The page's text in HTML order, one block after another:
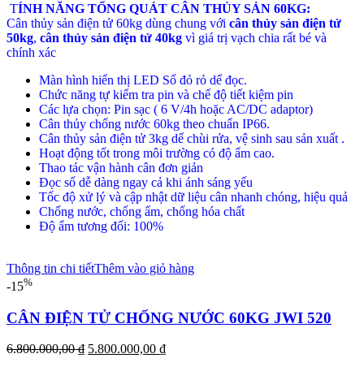
TÍNH NĂNG TỔNG QUÁT CÂN THỦY SẢN 60KG:
Cân thủy sản điện tử 60kg dùng chung với cân thủy sản điện tử
50kg, cân thủy sản điện tử 40kg vì giá trị vạch chia rất bé và
chính xác
Màn hình hiển thị LED Số đỏ rỏ dể đọc.
Chức năng tự kiểm tra pin và chế độ tiết kiệm pin
Các lựa chọn: Pin sạc ( 6 V/4h hoặc AC/DC adaptor)
Cân thủy chống nước 60kg theo chuẩn IP66.
Cân thủy sản điện tử 3kg dể chùi rửa, vệ sinh sau sản xuất .
Hoạt động tốt trong môi trường có độ ẩm cao.
Thao tác vận hành cân đơn giản
Đọc số dễ dàng ngay cả khi ánh sáng yếu
Tốc độ xử lý và cập nhật dữ liệu cân nhanh chóng, hiệu quả
Chống nước, chống ẩm, chống hóa chất
Độ ẩm tương đối: 100%
Thông tin chi tiếtThêm vào giỏ hàng
-15%
CÂN ĐIỆN TỬ CHỐNG NƯỚC 60KG JWI 520
6.800.000,00₫ Giá
5.800.000,00 ₫Giá